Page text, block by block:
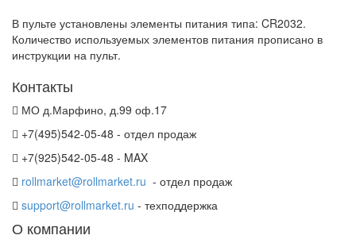
В пульте установлены элементы питания типа: CR2032.
Количество используемых элементов питания прописано в
инструкции на пульт.
Контакты
МО д.Марфино, д.99 оф.17
+7(495)542-05-48 - отдел продаж
+7(925)542-05-48 - MAX
rollmarket@rollmarket.ru - отдел продаж
support@rollmarket.ru - техподдержка
О компании